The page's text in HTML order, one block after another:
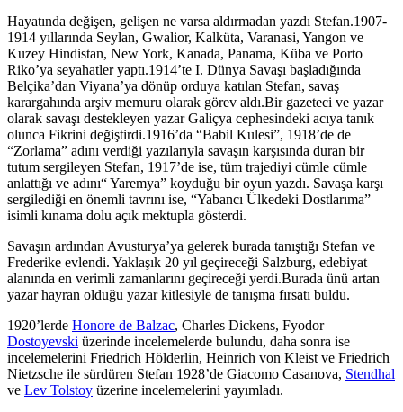
Hayatında değişen, gelişen ne varsa aldırmadan yazdı Stefan.1907-
1914 yıllarında Seylan, Gwalior, Kalküta, Varanasi, Yangon ve
Kuzey Hindistan, New York, Kanada, Panama, Küba ve Porto
Riko’ya seyahatler yaptı.1914’te I. Dünya Savaşı başladığında
Belçika’dan Viyana’ya dönüp orduya katılan Stefan, savaş
karargahında arşiv memuru olarak görev aldı.Bir gazeteci ve yazar
olarak savaşı destekleyen yazar Galiçya cephesindeki acıya tanık
olunca Fikrini değiştirdi.1916’da “Babil Kulesi”, 1918’de de
“Zorlama” adını verdiği yazılarıyla savaşın karşısında duran bir
tutum sergileyen Stefan, 1917’de ise, tüm trajediyi cümle cümle
anlattığı ve adını“ Yaremya” koyduğu bir oyun yazdı. Savaşa karşı
sergilediği en önemli tavrını ise, “Yabancı Ülkedeki Dostlarıma”
isimli kınama dolu açık mektupla gösterdi.
Savaşın ardından Avusturya’ya gelerek burada tanıştığı Stefan ve
Frederike evlendi. Yaklaşık 20 yıl geçireceği Salzburg, edebiyat
alanında en verimli zamanlarını geçireceği yerdi.Burada ünü artan
yazar hayran olduğu yazar kitlesiyle de tanışma fırsatı buldu.
1920’lerde Honore de Balzac, Charles Dickens, Fyodor
Dostoyevski üzerinde incelemelerde bulundu, daha sonra ise
incelemelerini Friedrich Hölderlin, Heinrich von Kleist ve Friedrich
Nietzsche ile sürdüren Stefan 1928’de Giacomo Casanova, Stendhal
ve Lev Tolstoy üzerine incelemelerini yayımladı.